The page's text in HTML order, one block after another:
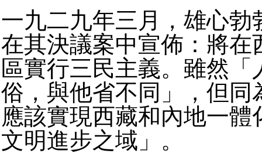
一九二九年三月，雄心勃
在其決議案中宣佈：將在
區實行三民主義。雖然「
俗，與他省不同」，但同
應該實現西藏和內地一體
文明進步之域」。